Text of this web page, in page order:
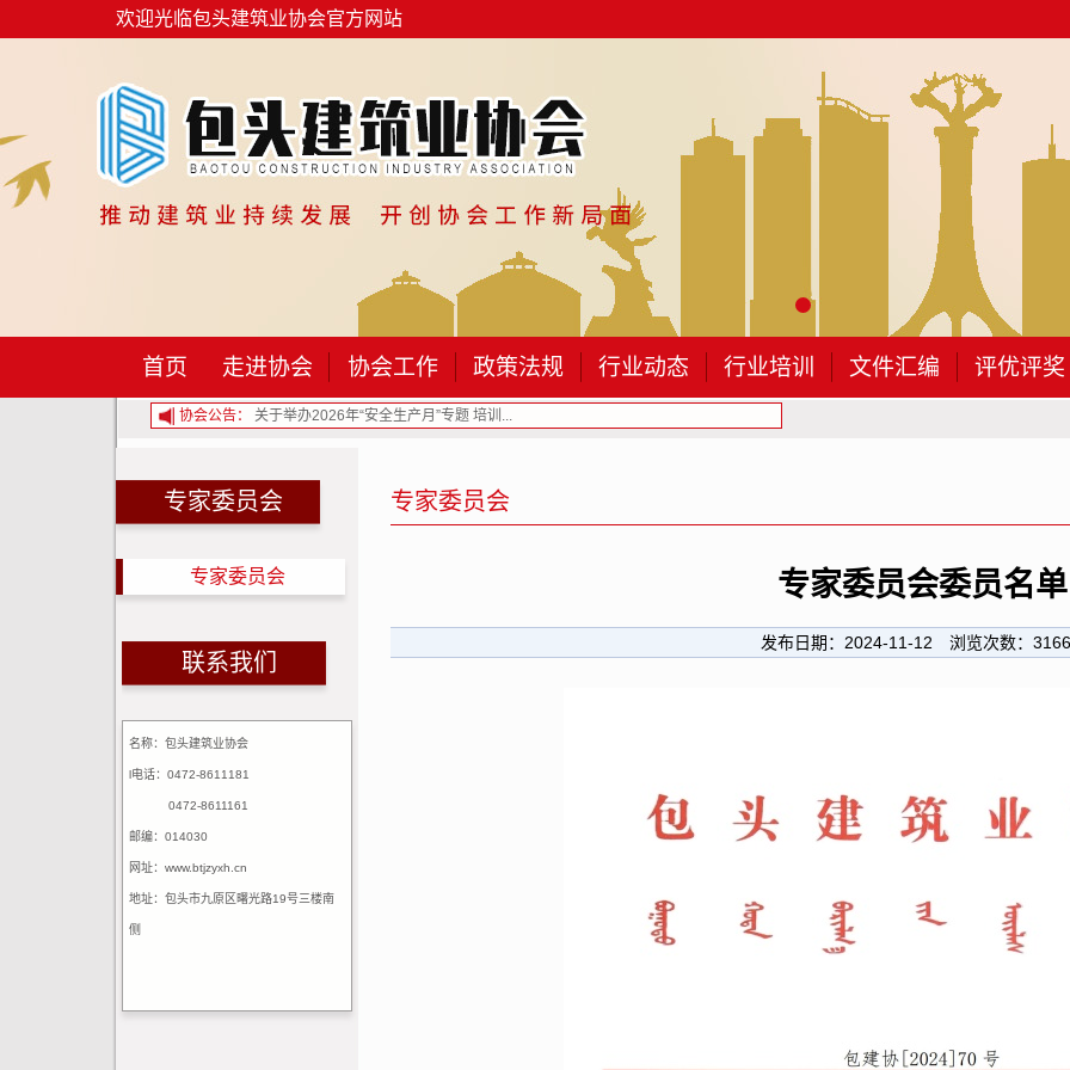
欢迎光临包头建筑业协会官方网站
首页 走进协会 协会工作 政策法规 行业动态 行业培训 文件汇编 评优评奖
协会公告：
年“安全生产月”专题 培训... 关于开展2026年包头市建筑工程专业职称...
专家委员会
专家委员会
联系我们
名称：包头建筑业协会
l电话：0472-8611181
0472-8611161
邮编：014030
网址：www.btjzyxh.cn
地址：包头市九原区曙光路19号三楼南
侧
专家委员会
专家委员会委员名单
发布日期： 2024-11-12 浏览次数： 3166